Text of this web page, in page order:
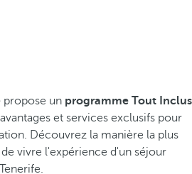
propose un programme Tout Inclus
et services exclusifs pour
Découvrez la manière la plus
vivre l'expérience d'un séjour